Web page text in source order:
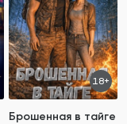
18+
Брошенная в тайге